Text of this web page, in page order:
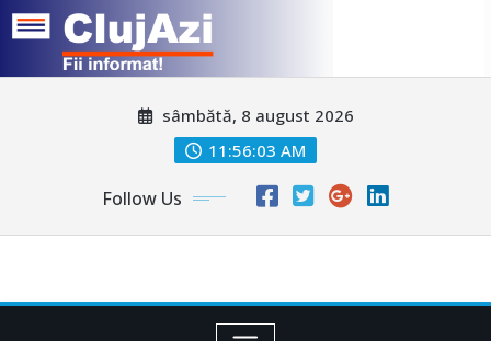
sâmbătă, 8 august 2026
11:56:06 AM
Follow Us